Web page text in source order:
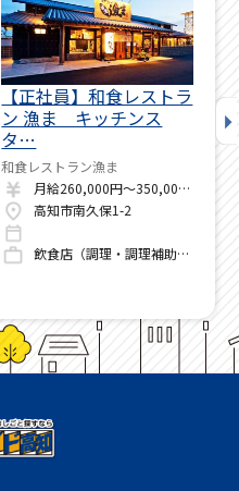
【正社員】和食レストラ
ン 漁ま キッチンス
タ…
和食レストラン漁ま
月給260,000円～350,000円
高知市南久保1-2
飲食店（調理・調理補助・洗い場）
調…